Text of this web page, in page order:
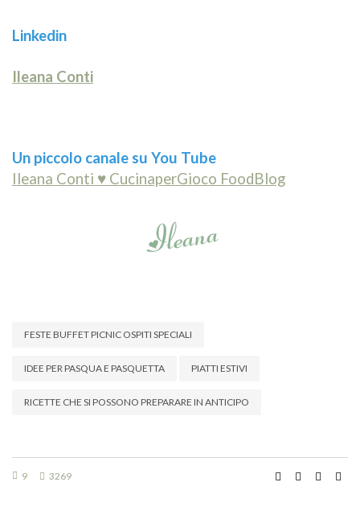
Linkedin
Ileana Conti
Un piccolo canale su You Tube
Ileana Conti ♥ CucinaperGioco FoodBlog
FESTE BUFFET PICNIC OSPITI SPECIALI
IDEE PER PASQUA E PASQUETTA PIATTI ESTIVI
RICETTE CHE SI POSSONO PREPARARE IN ANTICIPO
9 3269